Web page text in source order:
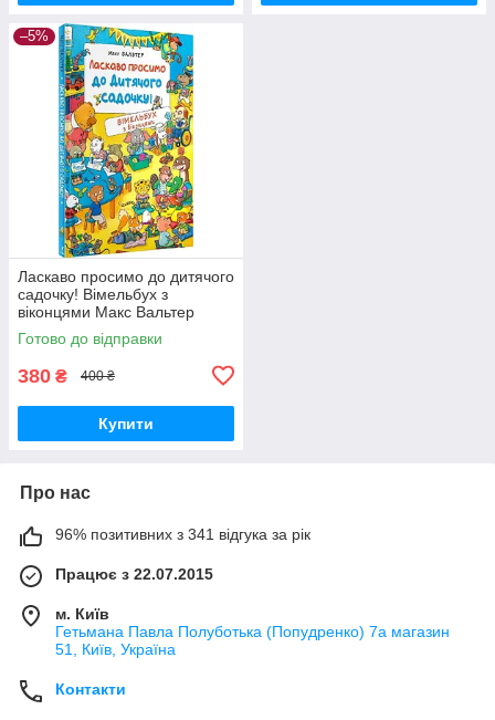
–5%
Ласкаво просимо до дитячого
садочку! Вімельбух з
віконцями Макс Вальтер
Перо
Готово до відправки
380 ₴ 400 ₴
Купити
Про нас
96% позитивних з 341 відгука за рік
Працює з 22.07.2015
м. Київ
Гетьмана Павла Полуботька (Попудренко) 7а магазин
51, Київ, Україна
Контакти